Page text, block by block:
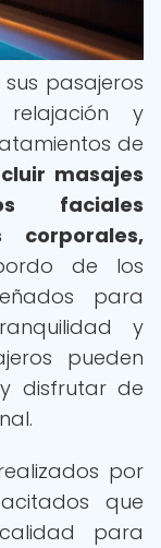
pasajeros
y
de
masajes
faciales
corporales,
de los
para
y
pueden
disfrutar de
por
que
para